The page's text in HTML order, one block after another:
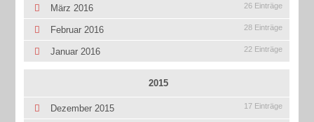
März 2016 26 Einträge
Februar 2016 28 Einträge
Januar 2016 22 Einträge
2015
Dezember 2015 17 Einträge